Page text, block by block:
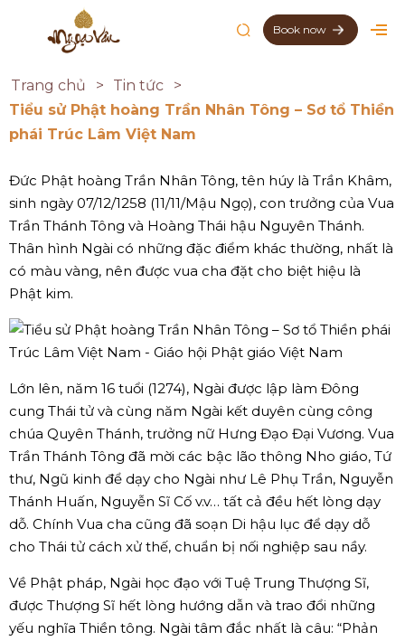
Book now
Trang chủ
Tin tức
Tiểu sử Phật hoàng Trần Nhân Tông – Sơ tổ Thiền
phái Trúc Lâm Việt Nam
Đức Phật hoàng Trần Nhân Tông, tên húy là Trần Khâm,
sinh ngày 07/12/1258 (11/11/Mậu Ngọ), con trưởng của Vua
Trần Thánh Tông và Hoàng Thái hậu Nguyên Thánh.
Thân hình Ngài có những đặc điểm khác thường, nhất là
có màu vàng, nên được vua cha đặt cho biệt hiệu là
Phật kim.
Lớn lên, năm 16 tuổi (1274), Ngài được lập làm Đông
cung Thái tử và cùng năm Ngài kết duyên cùng công
chúa Quyên Thánh, trưởng nữ Hưng Đạo Đại Vương. Vua
Trần Thánh Tông đã mời các bậc lão thông Nho giáo, Tứ
thư, Ngũ kinh để dạy cho Ngài như Lê Phụ Trần, Nguyễn
Thánh Huấn, Nguyễn Sĩ Cố v.v… tất cả đều hết lòng dạy
dỗ. Chính Vua cha cũng đã soạn Di hậu lục để dạy dỗ
cho Thái tử cách xử thế, chuẩn bị nối nghiệp sau nầy.
Về Phật pháp, Ngài học đạo với Tuệ Trung Thượng Sĩ,
được Thượng Sĩ hết lòng hướng dẫn và trao đổi những
yếu nghĩa Thiền tông. Ngài tâm đắc nhất là câu: “Phản